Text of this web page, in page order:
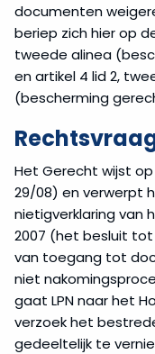
documenten
beriep zich hier op
tweede alinea
en artikel 4 lid 2,
(bescherming
Het Gerecht wijst
29/08) en verwerpt
nietigverklaring van
2007 (het besluit
van toegang tot
niet
gaat LPN naar het
verzoek het
gedeeltelijk te